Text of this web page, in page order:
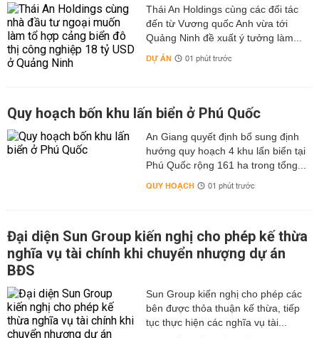
Thái An Holdings cùng các đối tác
đến từ Vương quốc Anh vừa tới
Quảng Ninh đề xuất ý tưởng làm...
DỰ ÁN 01 phút trước
Quy hoạch bốn khu lấn biển ở Phú Quốc
An Giang quyết định bổ sung định
hướng quy hoạch 4 khu lấn biển tại
Phú Quốc rộng 161 ha trong tổng...
QUY HOẠCH 01 phút trước
Đại diện Sun Group kiến nghị cho phép kế thừa
nghĩa vụ tài chính khi chuyển nhượng dự án
BĐS
Sun Group kiến nghị cho phép các
bên được thỏa thuận kế thừa, tiếp
tục thực hiện các nghĩa vụ tài...